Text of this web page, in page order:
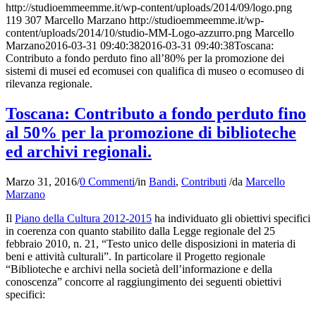
http://studioemmeemme.it/wp-content/uploads/2014/09/logo.png
119 307 Marcello Marzano http://studioemmeemme.it/wp-
content/uploads/2014/10/studio-MM-Logo-azzurro.png Marcello
Marzano2016-03-31 09:40:382016-03-31 09:40:38Toscana:
Contributo a fondo perduto fino all’80% per la promozione dei
sistemi di musei ed ecomusei con qualifica di museo o ecomuseo di
rilevanza regionale.
Toscana: Contributo a fondo perduto fino
al 50% per la promozione di biblioteche
ed archivi regionali.
Marzo 31, 2016/0 Commenti/in Bandi, Contributi /da Marcello
Marzano
Il Piano della Cultura 2012-2015 ha individuato gli obiettivi specifici
in coerenza con quanto stabilito dalla Legge regionale del 25
febbraio 2010, n. 21, “Testo unico delle disposizioni in materia di
beni e attività culturali”. In particolare il Progetto regionale
“Biblioteche e archivi nella società dell’informazione e della
conoscenza” concorre al raggiungimento dei seguenti obiettivi
specifici: